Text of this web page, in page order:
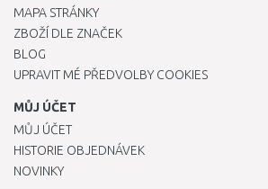
MAPA STRÁNKY
ZBOŽÍ DLE ZNAČEK
BLOG
UPRAVIT MÉ PŘEDVOLBY COOKIES
MŮJ ÚČET
MŮJ ÚČET
HISTORIE OBJEDNÁVEK
NOVINKY